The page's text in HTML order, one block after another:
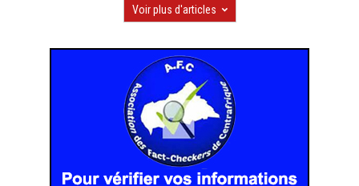
Voir plus d'articles